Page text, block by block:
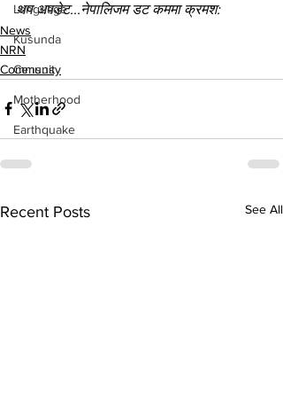
Language
Kusunda
Census
Motherhood
Earthquake
थप अपडेट...नेपालिजम डट कममा क्रमश:
News
NRN
Community
Recent Posts See All